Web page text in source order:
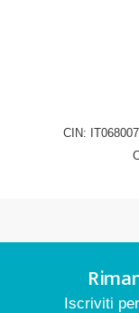
CIN:
Iscriviti